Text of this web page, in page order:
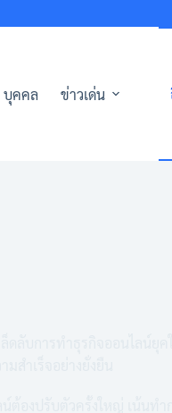
บุคคล ข่าวเด่น